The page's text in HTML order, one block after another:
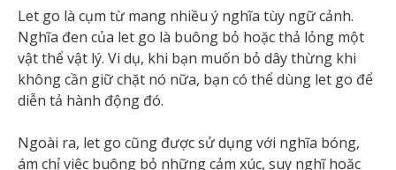
Let go là cụm từ mang nhiều ý nghĩa tùy ngữ cảnh.
Nghĩa đen của let go là buông bỏ hoặc thả lỏng một
vật thể vật lý. Vi dụ, khi bạn muốn bỏ dây thừng khi
không cần giữ chặt nó nữa, bạn có thể dùng let go để
diễn tả hành động đó.
Ngoài ra, let go cũng được sử dụng với nghĩa bóng,
ám chỉ việc buông bỏ những cảm xúc, suy nghĩ hoặc